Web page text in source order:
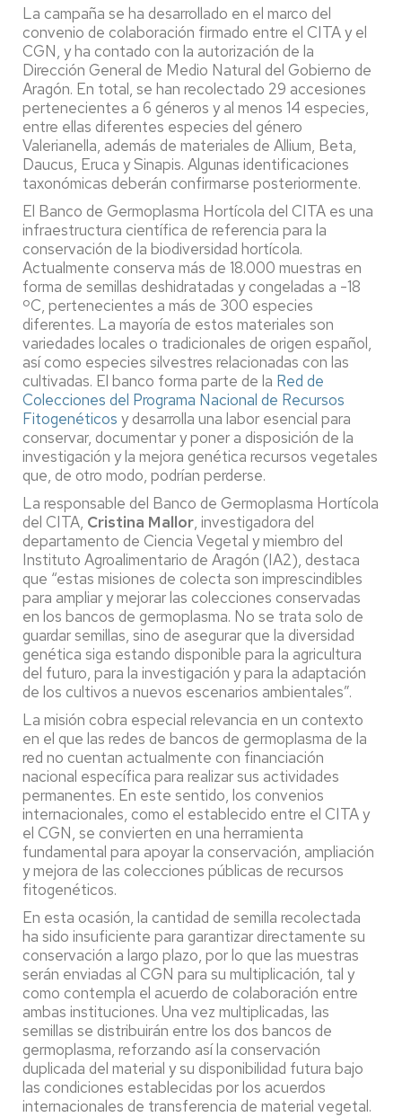
La campaña se ha desarrollado en el marco del
convenio de colaboración firmado entre el CITA y el
CGN, y ha contado con la autorización de la
Dirección General de Medio Natural del Gobierno de
Aragón. En total, se han recolectado 29 accesiones
pertenecientes a 6 géneros y al menos 14 especies,
entre ellas diferentes especies del género
Valerianella, además de materiales de Allium, Beta,
Daucus, Eruca y Sinapis. Algunas identificaciones
taxonómicas deberán confirmarse posteriormente.
El Banco de Germoplasma Hortícola del CITA es una
infraestructura científica de referencia para la
conservación de la biodiversidad hortícola.
Actualmente conserva más de 18.000 muestras en
forma de semillas deshidratadas y congeladas a -18
ºC, pertenecientes a más de 300 especies
diferentes. La mayoría de estos materiales son
variedades locales o tradicionales de origen español,
así como especies silvestres relacionadas con las
cultivadas. El banco forma parte de la Red de
Colecciones del Programa Nacional de Recursos
Fitogenéticos y desarrolla una labor esencial para
conservar, documentar y poner a disposición de la
investigación y la mejora genética recursos vegetales
que, de otro modo, podrían perderse.
La responsable del Banco de Germoplasma Hortícola
del CITA, Cristina Mallor, investigadora del
departamento de Ciencia Vegetal y miembro del
Instituto Agroalimentario de Aragón (IA2), destaca
que “estas misiones de colecta son imprescindibles
para ampliar y mejorar las colecciones conservadas
en los bancos de germoplasma. No se trata solo de
guardar semillas, sino de asegurar que la diversidad
genética siga estando disponible para la agricultura
del futuro, para la investigación y para la adaptación
de los cultivos a nuevos escenarios ambientales”.
La misión cobra especial relevancia en un contexto
en el que las redes de bancos de germoplasma de la
red no cuentan actualmente con financiación
nacional específica para realizar sus actividades
permanentes. En este sentido, los convenios
internacionales, como el establecido entre el CITA y
el CGN, se convierten en una herramienta
fundamental para apoyar la conservación, ampliación
y mejora de las colecciones públicas de recursos
fitogenéticos.
En esta ocasión, la cantidad de semilla recolectada
ha sido insuficiente para garantizar directamente su
conservación a largo plazo, por lo que las muestras
serán enviadas al CGN para su multiplicación, tal y
como contempla el acuerdo de colaboración entre
ambas instituciones. Una vez multiplicadas, las
semillas se distribuirán entre los dos bancos de
germoplasma, reforzando así la conservación
duplicada del material y su disponibilidad futura bajo
las condiciones establecidas por los acuerdos
internacionales de transferencia de material vegetal.